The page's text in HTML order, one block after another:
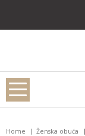
Home Ženska obuća